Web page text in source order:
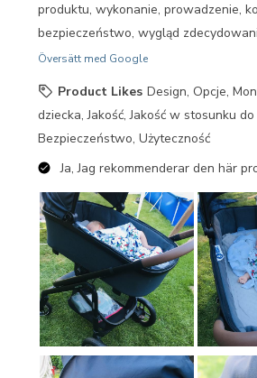
produktu, wykonanie, prowadzenie,
bezpieczeństwo, wygląd
Översätt med Google
Product Likes Design, Opcje,
dziecka, Jakość, Jakość w stosunku do
Bezpieczeństwo, Użyteczność
Ja, Jag rekommenderar den här